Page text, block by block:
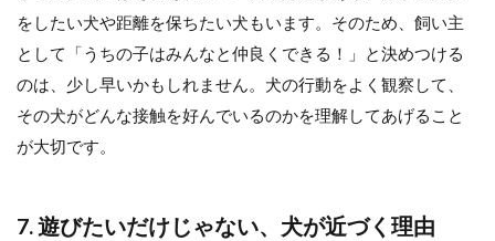
をしたい犬や距離を保ちたい犬もいます。そのため、飼い主
として「うちの子はみんなと仲良くできる！」と決めつける
のは、少し早いかもしれません。犬の行動をよく観察して、
その犬がどんな接触を好んでいるのかを理解してあげること
が大切です。
7. 遊びたいだけじゃない、犬が近づく理由